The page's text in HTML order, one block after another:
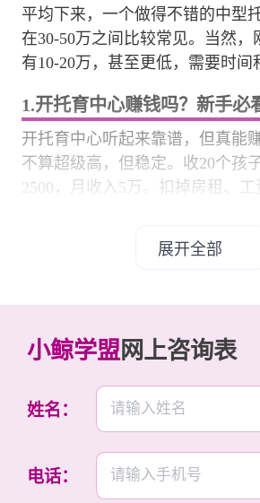
平均下来，一个做得不错的中型
在30-50万之间比较常见。当然，
有10-20万，甚至更低，需要时间
1.开托育中心赚钱吗？新手必
开托育中心听起来靠谱，但真能
不算超级高，但稳定。收20个孩
2500，月收入5万。扣掉房租、工
赚钱，得靠口碑慢慢来。选址和
快，稳扎稳打才能长期盈利。赚
想知道托育中心花多少钱吗？成
人工和物料。房租月均1万，员
师），再加上水电、玩具等5000
左右。如果收入不足，就容易亏
本起步，比如共享空间或家庭式
控制成本是盈利的第一步，别盲
展开全部
小鲸学盟网上咨询表
姓名：
电话：